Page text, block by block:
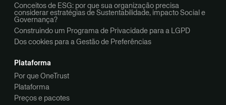
Conceitos de ESG: por que sua organização precisa
considerar estratégias de Sustentabilidade, impacto Social e
Governança?
Construindo um Programa de Privacidade para a LGPD
Dos cookies para a Gestão de Preferências
Plataforma
Por que OneTrust
Plataforma
Preços e pacotes